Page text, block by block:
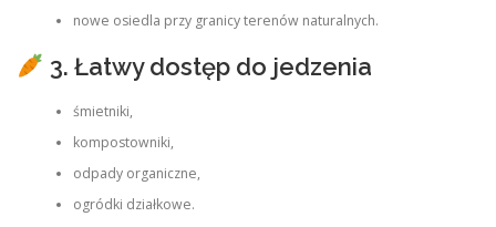
nowe osiedla przy granicy terenów naturalnych.
3. Łatwy dostęp do jedzenia
śmietniki,
kompostowniki,
odpady organiczne,
ogródki działkowe.